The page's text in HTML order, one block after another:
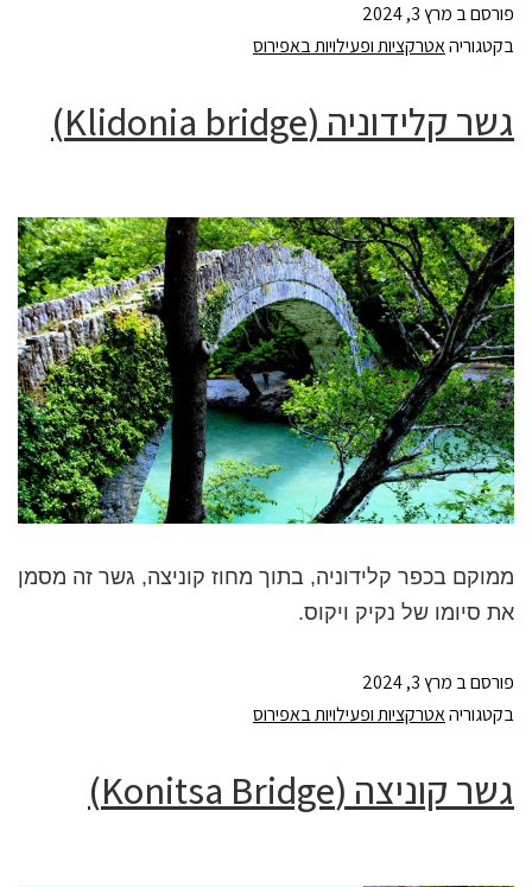
פורסם ב מרץ 3, 2024
בקטגוריהאטרקציות ופעילויות באפירוס
גשר קלידוניה (Klidonia bridge)
ממוקם בכפר קלידוניה, בתוך מחוז קוניצה, גשר זה מסמן
את סיומו של נקיק ויקוס.
פורסם ב מרץ 3, 2024
בקטגוריהאטרקציות ופעילויות באפירוס
גשר קוניצה (Konitsa Bridge)